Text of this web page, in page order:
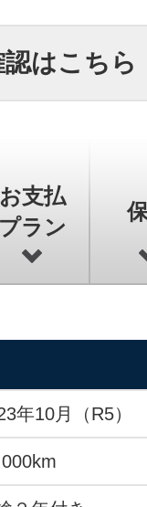
はこちら
お支払
プラン
年10月（R5）